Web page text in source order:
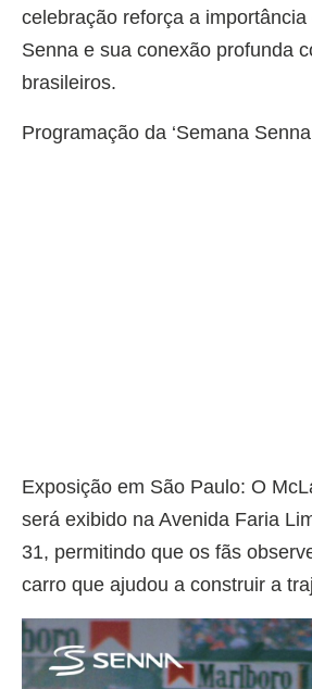
celebração reforça a
Senna e sua conexão profunda
brasileiros.
Programação da ‘Semana
Exposição em São Paulo: O
será exibido na Avenida Faria
31, permitindo que os fãs
carro que ajudou a construir a